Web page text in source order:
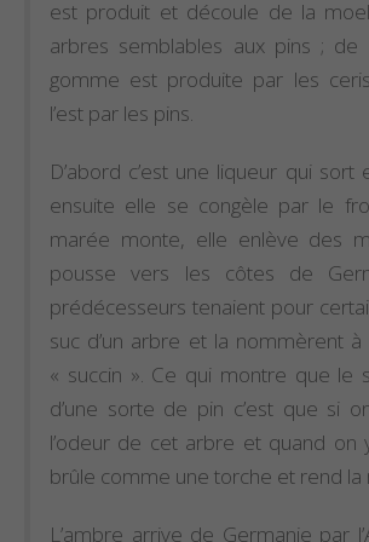
est produit et découle de la
arbres semblables aux pins ;
gomme est produite par les
l’est par les pins.
D’abord c’est une liqueur qui sort
ensuite elle se congèle par le
marée monte, elle enlève des
pousse vers les côtes de
prédécesseurs tenaient pour
suc d’un arbre et la nommèrent
« succin ». Ce qui montre que le
d’une sorte de pin c’est que si
l’odeur de cet arbre et quand on
brûle comme une torche et rend
L’ambre arrive de Germanie par